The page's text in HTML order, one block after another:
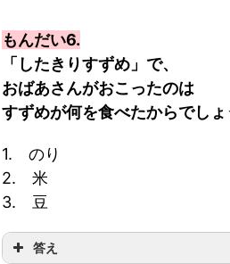
もんだい6.
「したきりすずめ」で、
おばあさんがおこったのは
すずめが何を食べたからでし
1. のり
2. 米
3. 豆
答え